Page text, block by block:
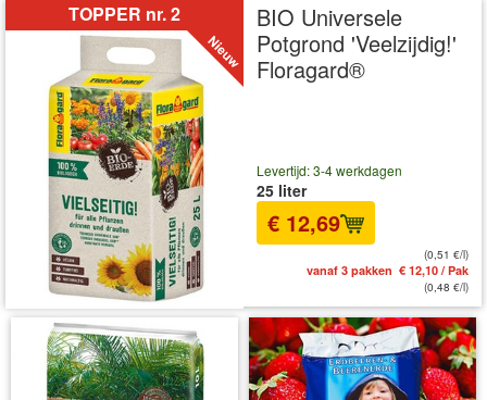
TOPPER nr. 2
BIO Universele
Potgrond 'Veelzijdig!'
Floragard®
Levertijd: 3-4 werkdagen
25 liter
€ 12,69
(0,51 €/l)
vanaf 3 pakken € 12,10 / Pak
(0,48 €/l)